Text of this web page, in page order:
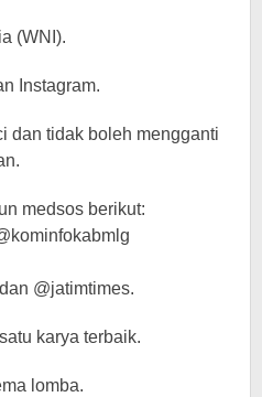
(WNI).
Instagram.
dan tidak boleh mengganti
medsos berikut:
@jatimtimes.
karya terbaik.
lomba.